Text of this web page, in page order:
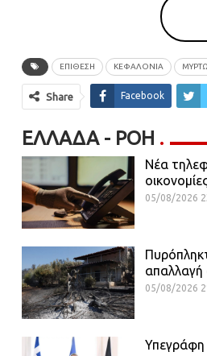
ΕΠΙΘΕΣΗ ΚΕΦΑΛΟΝΙΑ ΜΥΡΤΩ
Share Facebook
ΕΛΛΆΔΑ - ΡΟΗ
Νέα
05/08/2026
05/08/2026
Υπεγράφη